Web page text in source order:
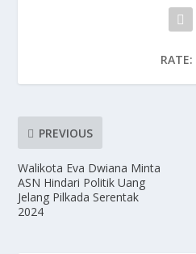
RATE:
PREVIOUS
Walikota Eva Dwiana Minta
ASN Hindari Politik Uang
Jelang Pilkada Serentak
2024